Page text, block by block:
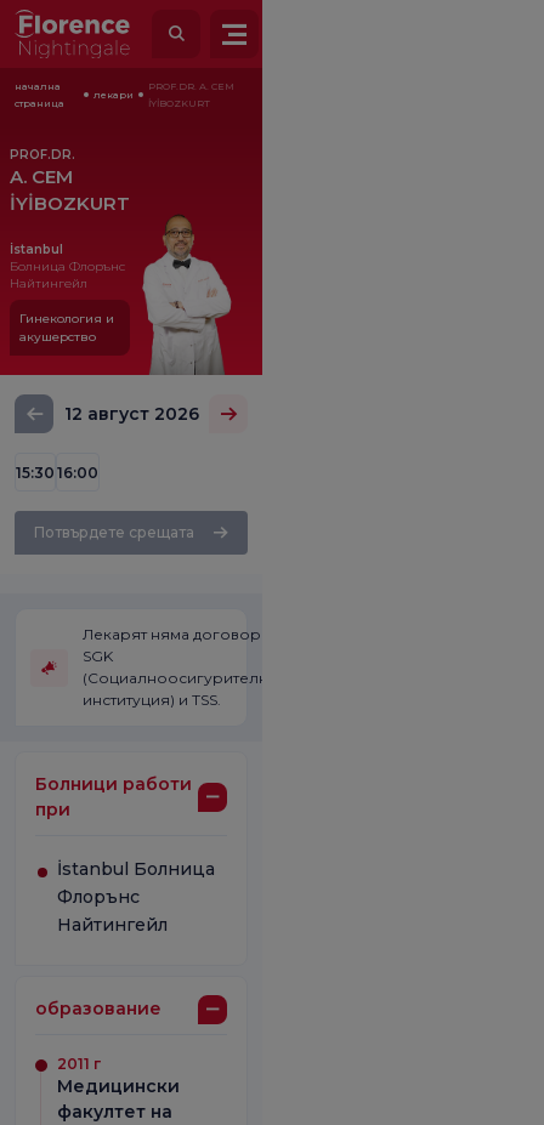
начална
страница
лекари
PROF.DR. A. CEM
İYİBOZKURT
PROF.DR.
A. CEM
İYİBOZKURT
İstanbul
Болница Флорънс
Найтингейл
Гинекология и
акушерство
12 август 2026
15:30 16:00
Потвърдете срещата
Лекарят няма договор със
SGK
(Социалноосигурителната
институция) и TSS.
Болници работи
при
İstanbul Болница
Флорънс
Найтингейл
образование
2011 г
Медицински
факултет на